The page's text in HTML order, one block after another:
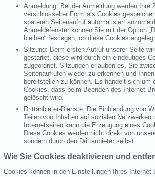
Anmeldung: Bei der Anmeldung werden Ihre
verschlüsselter Form als Cookies
späteren Seitenaufruf automatisiert
Anmeldefenster können Sie mit der Option
bleiben“ festlegen, ob diese Cookies
Sitzung: Beim ersten Aufruf unserer Seite
gestartet, diese wird durch ein eindeutiges
zugeordnet. Sitzungen erlauben es, Sie
Seitenaufrufen wieder zu erkennen und
bereitstellen zu können. Es handelt sich um
Cookies, dass beim Beenden des Internet
gelöscht wird.
Drittanbieter-Dienste: Die Einblendung von
Teilen von Inhalten auf sozialen Netzwerken
Internetseiten kann die Erzeugung eines
Diese Cookies werden nicht direkt von
sondern durch den Drittanbieter selbst.
Wie Sie Cookies deaktivieren und
Cookies können in den Einstellungen Ihres Internet